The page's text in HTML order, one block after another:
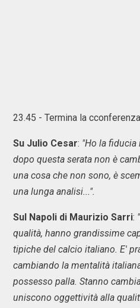
23.45 - Termina la
Su Julio Cesar: "Ho la
dopo questa serata non è
una cosa che non sono, è
una lunga analisi...".
Sul Napoli di Maurizio Sarri:
qualità, hanno grandissime
tipiche del calcio italiano. E'
cambiando la mentalità
possesso palla. Stanno
uniscono oggettività alla